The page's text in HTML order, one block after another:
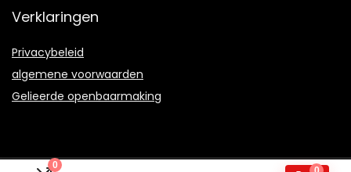
0
Verklaringen
Privacybeleid
algemene voorwaarden
Gelieerde openbaarmaking